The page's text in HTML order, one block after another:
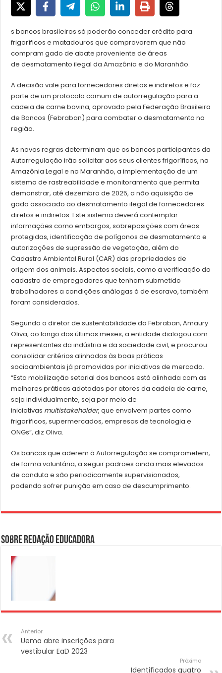
s bancos brasileiros só poderão conceder crédito para
frigoríficos e matadouros que comprovarem que não
compram gado de abate proveniente de áreas
de desmatamento ilegal da Amazônia e do Maranhão.
A decisão vale para fornecedores diretos e indiretos e faz
parte de um protocolo comum de autorregulação para a
cadeia de carne bovina, aprovado pela Federação Brasileira
de Bancos (Febraban) para combater o desmatamento na
região.
As novas regras determinam que os bancos participantes da
Autorregulação irão solicitar aos seus clientes frigoríficos, na
Amazônia Legal e no Maranhão, a implementação de um
sistema de rastreabilidade e monitoramento que permita
demonstrar, até dezembro de 2025, a não aquisição de
gado associado ao desmatamento ilegal de fornecedores
diretos e indiretos. Este sistema deverá contemplar
informações como embargos, sobreposições com áreas
protegidas, identificação de polígonos de desmatamento e
autorizações de supressão de vegetação, além do
Cadastro Ambiental Rural (CAR) das propriedades de
origem dos animais. Aspectos sociais, como a verificação do
cadastro de empregadores que tenham submetido
trabalhadores a condições análogas à de escravo, também
foram considerados.
Segundo o diretor de sustentabilidade da Febraban, Amaury
Oliva, ao longo dos últimos meses, a entidade dialogou com
representantes da indústria e da sociedade civil, e procurou
consolidar critérios alinhados às boas práticas
socioambientais já promovidas por iniciativas de mercado.
“Esta mobilização setorial dos bancos está alinhada com as
melhores práticas adotadas por atores da cadeia de carne,
seja individualmente, seja por meio de
iniciativas multistakeholder, que envolvem partes como
frigoríficos, supermercados, empresas de tecnologia e
ONGs”, diz Oliva.
Os bancos que aderem à Autorregulação se comprometem,
de forma voluntária, a seguir padrões ainda mais elevados
de conduta e são periodicamente supervisionados,
podendo sofrer punição em caso de descumprimento.
Sobre Redação Educadora
Anterior
Uema abre inscrições para
vestibular EaD 2023
Próximo
Identificados quatro